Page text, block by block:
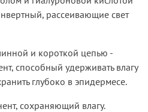
рассеивающие свет
и короткой цепью -
способный удерживать влагу
глубоко в эпидермесе.
сохраняющий влагу.